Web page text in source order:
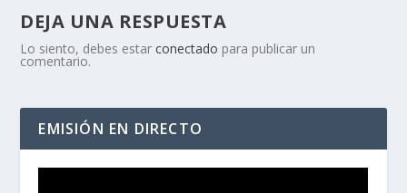
DEJA UNA RESPUESTA
Lo siento, debes estarconectado para publicar un
comentario.
EMISIÓN EN DIRECTO